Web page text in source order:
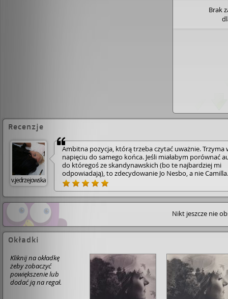
Brak
Recenzje
v.jedrzejowska
Ambitna pozycja, którą trzeba czytać uważnie. Trzyma
napięciu do samego końca. Jeśli miałabym porównać
do któregoś ze skandynawskich (bo te najbardziej mi
odpowiadają), to zdecydowanie Jo Nesbo, a nie Camilla
Lackberg. I ja też tak wolę.
Nikt jeszcze nie
Okładki
Kliknij na okładkę
żeby zobaczyć
powiększenie lub
dodać ją na regał.